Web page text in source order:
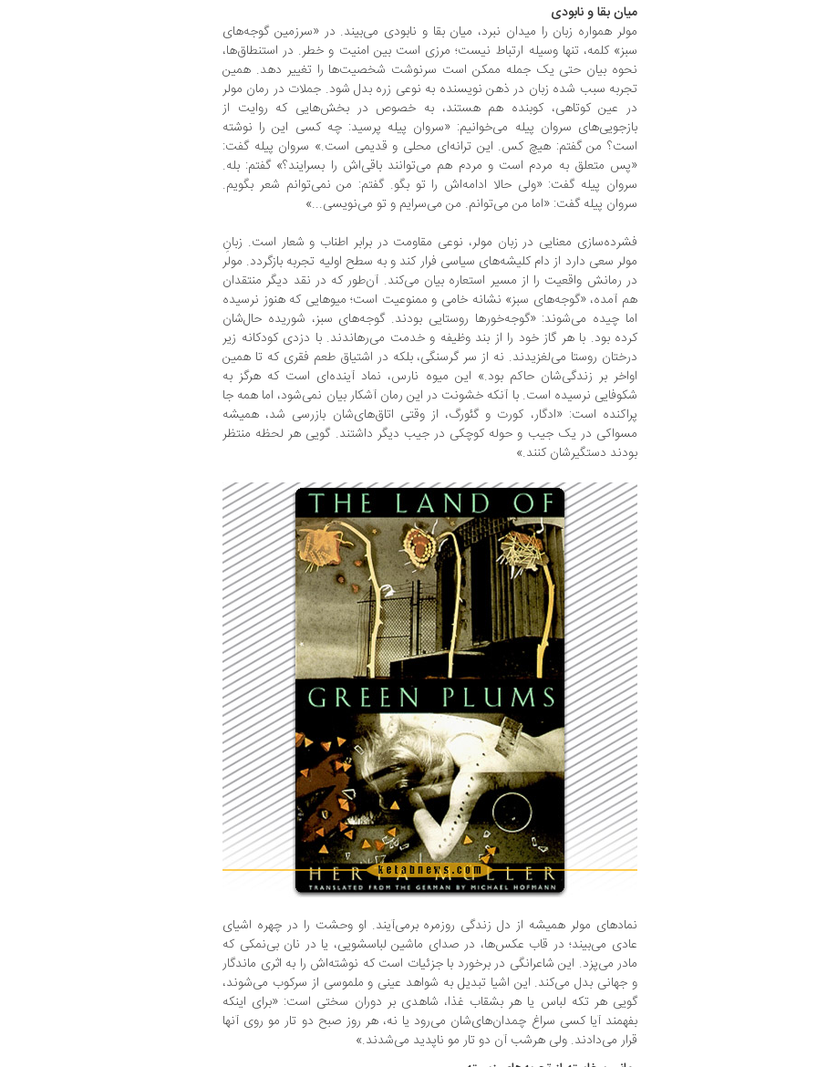
میان بقا و نابودی
مولر همواره زبان را میدان نبرد، میان بقا و نابودی می‌بیند. در «سرزمین گوجه‌های
سبز» کلمه، تنها وسیله ارتباط نیست؛ مرزی است بین امنیت و خطر. در استنطاق‌ها،
نحوه بیان حتی یک جمله ممکن است سرنوشت شخصیت‌ها را تغییر دهد. همین
تجربه سبب شده زبان در ذهن نویسنده به نوعی زره بدل شود. جملات در رمان مولر
در عین کوتاهی، کوبنده هم هستند، به خصوص در بخش‌هایی که روایت از
بازجویی‌های سروان پیله می‌خوانیم: «سروان پیله پرسید: چه کسی این را نوشته
است؟ من گفتم: هیچ کس. این ترانه‌ای محلی و قدیمی است.» سروان پیله گفت:
«پس متعلق به مردم است و مردم هم می‌توانند باقی‌اش را بسرایند؟» گفتم: بله.
سروان پیله گفت: «ولی حالا ادامه‌اش را تو بگو. گفتم: من نمی‌توانم شعر بگویم.
سروان پیله گفت: «اما من می‌توانم. من می‌سرایم و تو می‌نویسی...»
فشرده‌سازی معنایی در زبان مولر، نوعی مقاومت در برابر اطناب و شعار است. زبانِ
مولر سعی دارد از دام کلیشه‌های سیاسی فرار کند و به سطح اولیه تجربه بازگردد. مولر
در رمانش واقعیت را از مسیر استعاره بیان می‌کند. آن‌طور که در نقد دیگر منتقدان
هم آمده، «گوجه‌های سبز» نشانه خامی و ممنوعیت است؛ میوهایی که هنوز نرسیده
اما چیده می‌شوند: «گوجه‌خورها روستایی بودند. گوجه‌های سبز، شوریده حال‌شان
کرده بود. با هر گاز خود را از بند وظیفه و خدمت می‌رهاندند. با دزدی کودکانه زیر
درختان روستا می‌لغزیدند. نه از سر گرسنگی، بلکه در اشتیاق طعم فقری که تا همین
اواخر بر زندگی‌شان حاکم بود.» این میوه نارس، نماد آینده‌ای است که هرگز به
شکوفایی نرسیده است. با آنکه خشونت در این رمان آشکار بیان نمی‌شود، اما همه جا
پراکنده است: «ادگار، کورت و گئورگ، از وقتی اتاق‌های‌شان بازرسی شد، همیشه
مسواکی در یک جیب و حوله کوچکی در جیب دیگر داشتند. گویی هر لحظه منتظر
بودند دستگیرشان کنند.»
نمادهای مولر همیشه از دل زندگی روزمره برمی‌آ‌یند. او وحشت را در چهره اشیای
عادی می‌بیند؛ در قاب عکس‌ها، در صدای ماشین لباسشویی، یا در نان بی‌نمکی که
مادر می‌پزد. این شاعرانگی در برخورد با جزئیات است که نوشته‌اش را به اثری ماندگار
‌و جهانی بدل می‌کند. این اشیا تبدیل به شواهد عینی و ملموسی از سرکوب می‌شوند،
گویی هر تکه لباس یا هر بشقاب غذا، شاهدی بر دوران سختی است: «برای اینکه
بفهمند آیا کسی سراغ چمدان‌های‌شان می‌رود یا نه، هر روز صبح دو تار مو روی آنها
قرار می‌دادند. ولی هرشب آن دو تار مو ناپدید می‌شدند.»